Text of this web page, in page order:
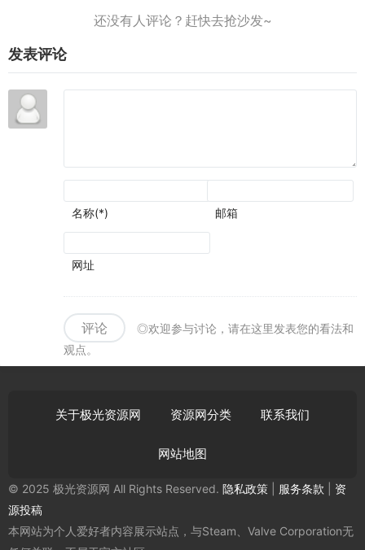
统”
鹊影
服饰
发表评论
名称(*) 邮箱
网址
评论
◎欢迎参与讨论，请在这里发表您的看法和
观点。
关于极光资源网 资源网分类 联系我们
网站地图
© 2025 极光资源网 All Rights Reserved. 隐私政策 服务条款
资
源投稿
本网站为个人爱好者内容展示站点，与Steam、Valve Corporation无